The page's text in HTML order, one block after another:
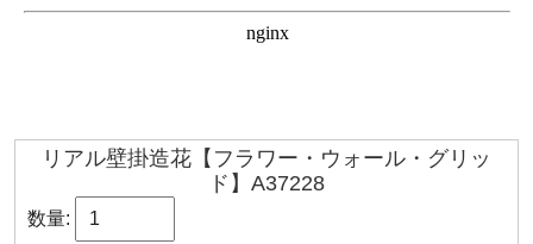
リアル壁掛造花【フラワー・ウォール・グリッ
ド】A37228
数量: